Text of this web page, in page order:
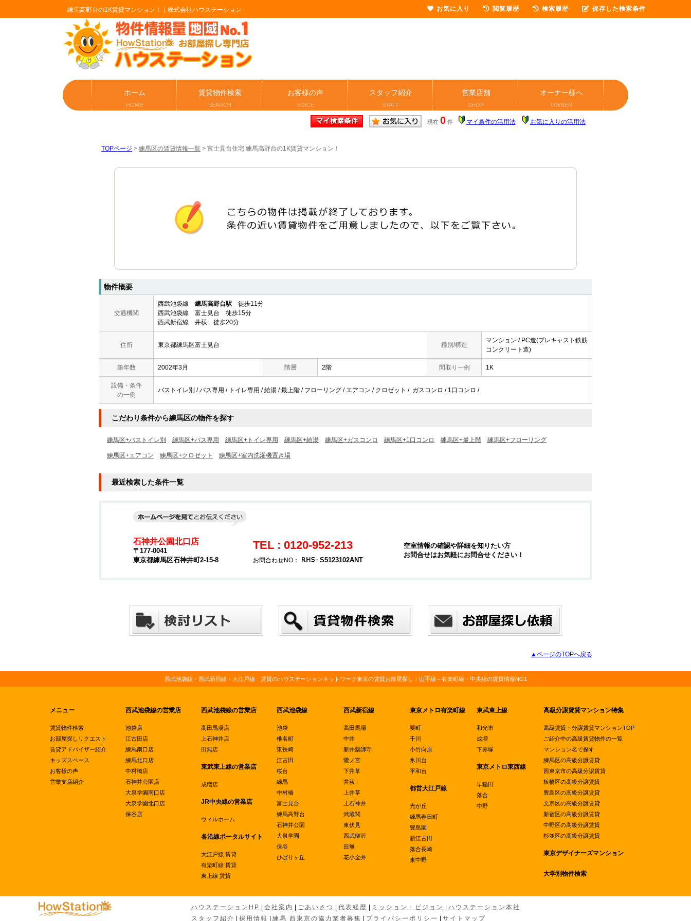
練馬高野台の1K賃貸マンション！｜株式会社ハウステーション
ホーム
HOME
賃貸物件検索
SEARCH
お客様の声
VOICE
スタッフ紹介
STAFF
営業店舗
SHOP
オーナー様へ
OWNER
現在 0 件 マイ条件の活用法 お気に入りの活用法
TOPページ > 練馬区の賃貸情報一覧 > 富士見台住宅 練馬高野台の1K賃貸マンション！
物件概要
交通機関
西武池袋線 練馬高野台駅 徒歩11分
西武池袋線 富士見台 徒歩15分
西武新宿線 井荻 徒歩20分
住所 東京都練馬区富士見台 種別/構造
マンション / PC造(プレキャスト鉄筋
コンクリート造)
築年数 2002年3月 階層 2階 間取り一例 1K
設備・条件
の一例
バストイレ別 / バス専用 / トイレ専用 / 給湯 / 最上階 / フローリング / エアコン / クロゼット / ガスコンロ / 1口コンロ /
こだわり条件から練馬区の物件を探す
練馬区+バストイレ別 練馬区+バス専用 練馬区+トイレ専用 練馬区+給湯 練馬区+ガスコンロ 練馬区+1口コンロ 練馬区+最上階 練馬区+フローリング
練馬区+エアコン 練馬区+クロゼット 練馬区+室内洗濯機置き場
最近検索した条件一覧
石神井公園北口店
〒177-0041
東京都練馬区石神井町2-15-8
TEL : 0120-952-213
お問合わせNO： S5123102ANT
空室情報の確認や詳細を知りたい方
お問合せはお気軽にお問合せください！
▲ページのTOPへ戻る
西武池袋線・西武新宿線・大江戸線 賃貸のハウステーションネットワーク東京の賃貸お部屋探し！山手線～有楽町線・中央線の賃貸情報NO1
メニュー
賃貸物件検索
お部屋探しリクエスト
賃貸アドバイザー紹介
キッズスペース
お客様の声
営業支店紹介
西武池袋線の営業店
池袋店
江古田店
練馬南口店
練馬北口店
中村橋店
石神井公園店
大泉学園南口店
大泉学園北口店
保谷店
西武池袋線の営業店
高田馬場店
上石神井店
田無店
東武東上線の営業店
成増店
JR中央線の営業店
ウィルホーム
各沿線ポータルサイト
大江戸線 賃貸
有楽町線 賃貸
東上線 賃貸
西武池袋線
池袋
椎名町
東長崎
江古田
桜台
練馬
中村橋
富士見台
練馬高野台
石神井公園
大泉学園
保谷
ひばりヶ丘
西武新宿線
高田馬場
中井
新井薬師寺
鷺ノ宮
下井草
井荻
上井草
上石神井
武蔵関
東伏見
西武柳沢
田無
花小金井
東京メトロ有楽町線
要町
千川
小竹向原
氷川台
平和台
都営大江戸線
光が丘
練馬春日町
豊島園
新江古田
落合長崎
東中野
東武東上線
和光市
成増
下赤塚
東京メトロ東西線
早稲田
落合
中野
高級分譲賃貸マンション特集
高級賃貸・分譲賃貸マンションTOP
ご紹介中の高級賃貸物件の一覧
マンション名で探す
練馬区の高級分譲賃貸
西東京市の高級分譲賃貸
板橋区の高級分譲賃貸
豊島区の高級分譲賃貸
文京区の高級分譲賃貸
新宿区の高級分譲賃貸
中野区の高級分譲賃貸
杉並区の高級分譲賃貸
東京デザイナーズマンション
大学別物件検索
ハウステーションHP 会社案内 ごあいさつ 代表経歴 ミッション・ビジョン
ハウステーション本社
スタッフ紹介
採用情報 練馬 西東京の協力業者募集 プライバシーポリシー サイトマップ
お気に入り 閲覧履歴 検索履歴 保存した検索条件